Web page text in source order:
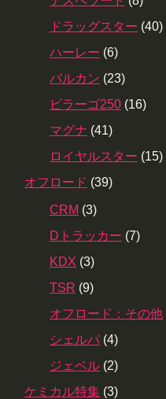
ドラッグスター (40)
ハーレー (6)
バルカン (23)
ビラーゴ250 (16)
マグナ (41)
ロイヤルスター (15)
オフロード (39)
CRM (3)
Dトラッカー (7)
KDX (3)
TSR (9)
オフロード：その他
シェルパ (4)
ジェベル (2)
ケミカル特集 (3)